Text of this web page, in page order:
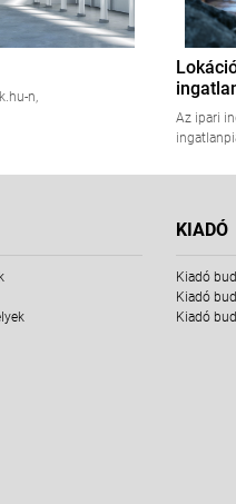
n,
Az ipari
KIADÓ
Kiadó
Kiadó
Kiadó